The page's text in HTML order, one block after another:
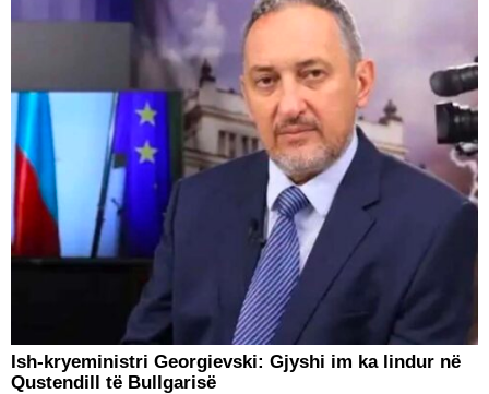
Ish-kryeministri Georgievski: Gjyshi im ka lindur në
Qustendill të Bullgarisë